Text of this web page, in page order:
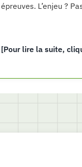
épreuves. L’enjeu ?
[Pour lire la suite,